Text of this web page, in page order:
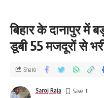
बिहार के दानापुर में
डूबी 55 मजदूरों से
Saroj Raja
Share